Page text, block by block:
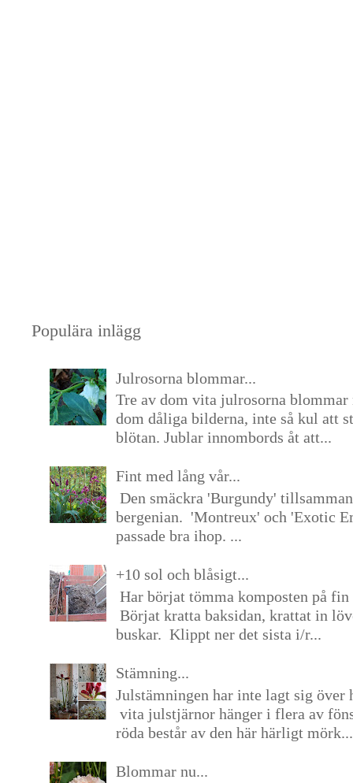
Populära inlägg
Julrosorna blommar...
Tre av dom vita julrosorna blommar
dom dåliga bilderna, inte så kul att
blötan. Jublar innombords åt att...
Fint med lång vår...
Den smäckra 'Burgundy'
bergenian. 'Montreux' och 'Exotic
passade bra ihop. ...
+10 sol och blåsigt...
Har börjat tömma komposten på
Börjat kratta baksidan, krattat in
buskar. Klippt ner det sista i/r...
Stämning...
Julstämningen har inte lagt sig över
vita julstjärnor hänger i flera av
röda består av den här härligt mörk...
Blommar nu...